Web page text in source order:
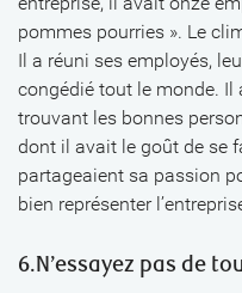
pommes pourries ». Le
Il a réuni ses employés,
congédié tout le monde. Il
trouvant les bonnes
dont il avait le goût de se
partageaient sa passion
bien représenter
6.N’essayez pas de